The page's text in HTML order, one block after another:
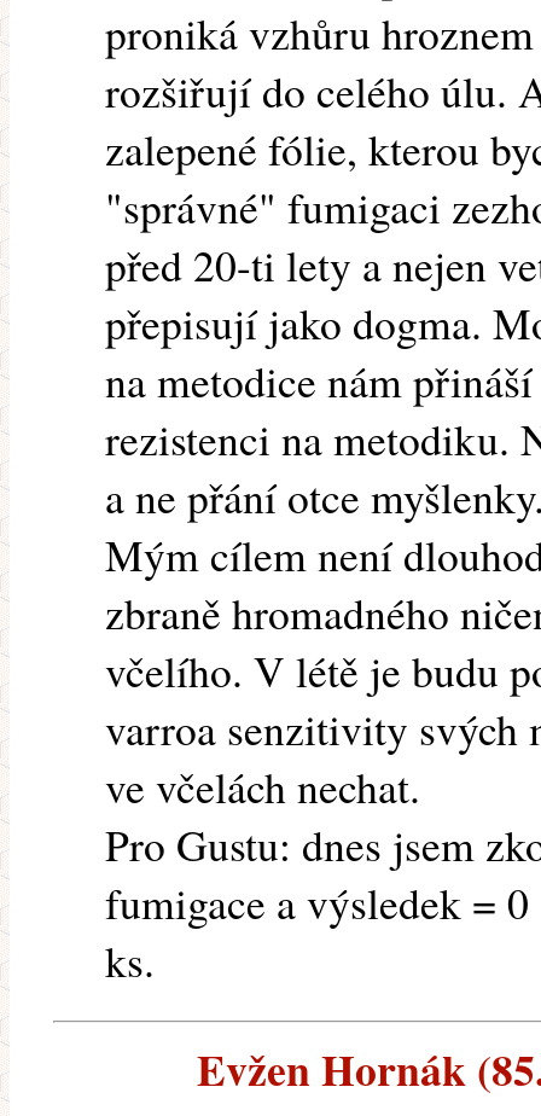
proniká vzhůru
rozšiřují do celého úlu.
zalepené fólie, kterou
"správné" fumigaci
před 20-ti lety a nejen
přepisují jako dogma.
na metodice nám
rezistenci na metodiku.
a ne přání otce
Mým cílem není
zbraně hromadného
včelího. V létě je budu
varroa senzitivity svých
ve včelách nechat.
Pro Gustu: dnes jsem
fumigace a výsledek =
ks.
Evžen Hornák